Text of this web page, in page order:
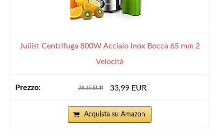
Juilist Centrifuga 800W Acciaio Inox Bocca 65 mm 2
Velocità
38,35 EUR 33,99 EUR
Acquista su Amazon